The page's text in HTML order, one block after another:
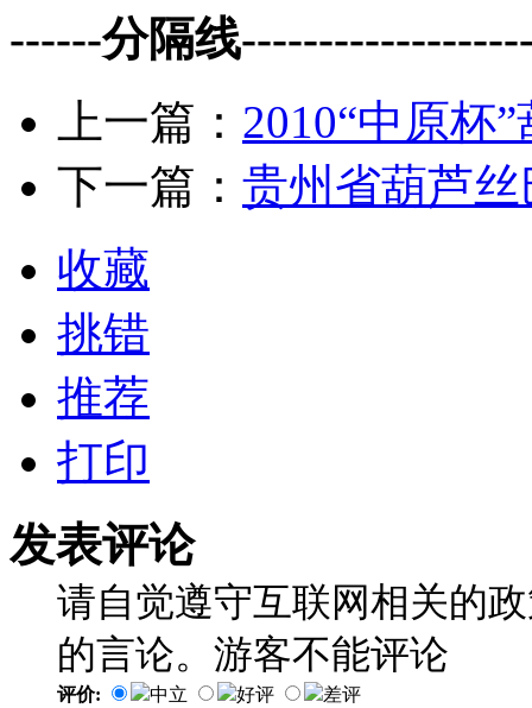
------分隔线
上一篇： 2010“中原杯
下一篇： 贵州省葫芦
收藏
挑错
推荐
打印
发表评论
请自觉遵守互联网相关的
的言论。游客不能评论
评价: 中立 好评 差评